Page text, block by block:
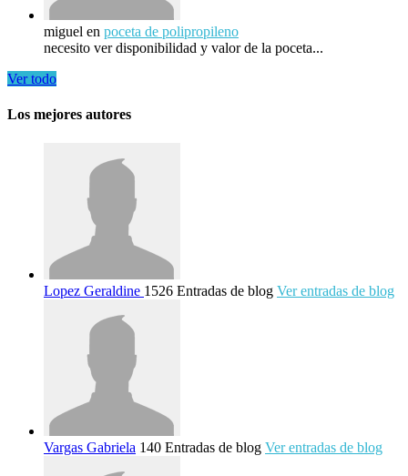
miguel en poceta de polipropileno
necesito ver disponibilidad y valor de la poceta...
Ver todo
Los mejores autores
Lopez Geraldine 1526 Entradas de blog Ver entradas de blog
Vargas Gabriela 140 Entradas de blog Ver entradas de blog